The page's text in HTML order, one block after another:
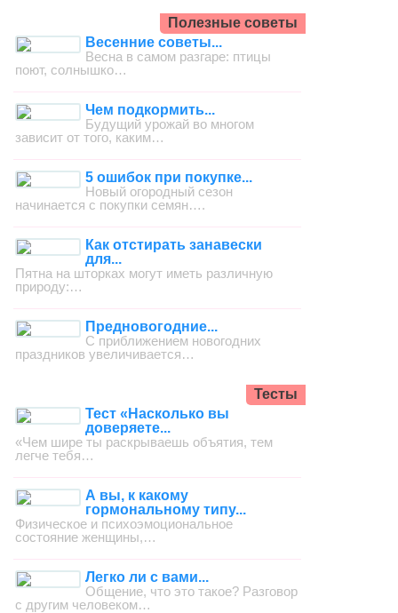
Полезные советы
Весенние советы...
Весна в самом разгаре: птицы
поют, солнышко…
Чем подкормить...
Будущий урожай во многом
зависит от того, каким…
5 ошибок при покупке...
Новый огородный сезон
начинается с покупки семян….
Как отстирать занавески
для...
Пятна на шторках могут иметь различную
природу:…
Предновогодние...
С приближением новогодних
праздников увеличивается…
Тесты
Тест «Насколько вы
доверяете...
«Чем шире ты раскрываешь объятия, тем
легче тебя…
А вы, к какому
гормональному типу...
Физическое и психоэмоциональное
состояние женщины,…
Легко ли с вами...
Общение, что это такое? Разговор
с другим человеком…